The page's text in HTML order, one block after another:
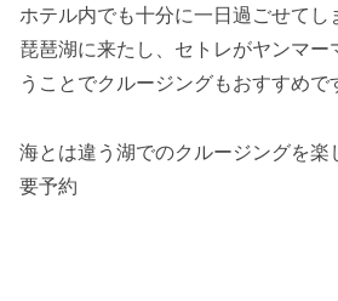
ホテル内でも十分に一日過ごせてし
琵琶湖に来たし、セトレがヤンマー
うことでクルージングもおすすめで
海とは違う湖でのクルージングを
要予約